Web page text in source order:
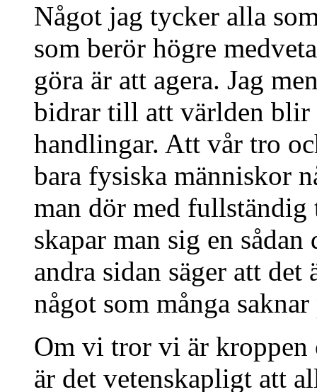
Något jag tycker alla
som berör högre
göra är att agera. Jag
bidrar till att världen blir
handlingar. Att vår tro
bara fysiska människor
man dör med fullständig
skapar man sig en
andra sidan säger att
något som många
Om vi tror vi är kroppen
är det vetenskapligt att